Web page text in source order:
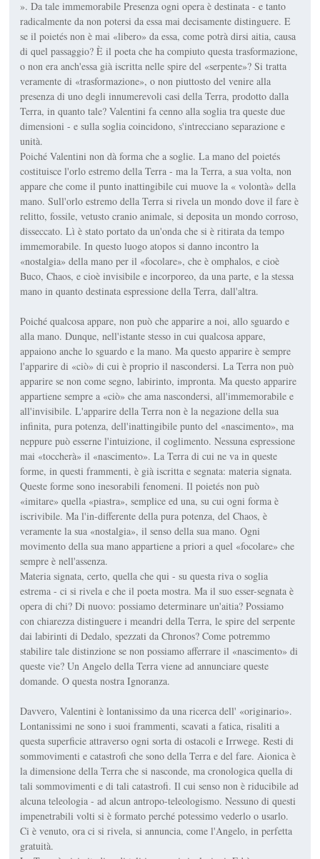
». Da tale immemorabile Presenza ogni opera è destinata - e tanto
radicalmente da non potersi da essa mai decisamente distinguere. E
se il poietés non è mai «libero» da essa, come potrà dirsi aitia, causa
di quel passaggio? È il poeta che ha compiuto questa trasformazione,
o non era anch'essa già iscritta nelle spire del «serpente»? Si tratta
veramente di «trasformazione», o non piuttosto del venire alla
presenza di uno degli innumerevoli casi della Terra, prodotto dalla
Terra, in quanto tale? Valentini fa cenno alla soglia tra queste due
dimensioni - e sulla soglia coincidono, s'intrecciano separazione e
unità.
Poiché Valentini non dà forma che a soglie. La mano del poietés
costituisce l'orlo estremo della Terra - ma la Terra, a sua volta, non
appare che come il punto inattingibile cui muove la « volontà» della
mano. Sull'orlo estremo della Terra si rivela un mondo dove il fare è
relitto, fossile, vetusto cranio animale, si deposita un mondo corroso,
disseccato. Lì è stato portato da un'onda che si è ritirata da tempo
immemorabile. In questo luogo atopos si danno incontro la
«nostalgia» della mano per il «focolare», che è omphalos, e cioè
Buco, Chaos, e cioè invisibile e incorporeo, da una parte, e la stessa
mano in quanto destinata espressione della Terra, dall'altra.
Poiché qualcosa appare, non può che apparire a noi, allo sguardo e
alla mano. Dunque, nell'istante stesso in cui qualcosa appare,
appaiono anche lo sguardo e la mano. Ma questo apparire è sempre
l'apparire di «ciò» di cui è proprio il nascondersi. La Terra non può
apparire se non come segno, labirinto, impronta. Ma questo apparire
appartiene sempre a «ciò» che ama nascondersi, all'immemorabile e
all'invisibile. L'apparire della Terra non è la negazione della sua
infinita, pura potenza, dell'inattingibile punto del «nascimento», ma
neppure può esserne l'intuizione, il coglimento. Nessuna espressione
mai «toccherà» il «nascimento». La Terra di cui ne va in queste
forme, in questi frammenti, è già iscritta e segnata: materia signata.
Queste forme sono inesorabili fenomeni. Il poietés non può
«imitare» quella «piastra», semplice ed una, su cui ogni forma è
iscrivibile. Ma l'in-differente della pura potenza, del Chaos, è
veramente la sua «nostalgia», il senso della sua mano. Ogni
movimento della sua mano appartiene a priori a quel «focolare» che
sempre è nell'assenza.
Materia signata, certo, quella che qui - su questa riva o soglia
estrema - ci si rivela e che il poeta mostra. Ma il suo esser-segnata è
opera di chi? Di nuovo: possiamo determinare un'aitia? Possiamo
con chiarezza distinguere i meandri della Terra, le spire del serpente
dai labirinti di Dedalo, spezzati da Chronos? Come potremmo
stabilire tale distinzione se non possiamo afferrare il «nascimento» di
queste vie? Un Angelo della Terra viene ad annunciare queste
domande. O questa nostra Ignoranza.
Davvero, Valentini è lontanissimo da una ricerca dell' «originario».
Lontanissimi ne sono i suoi frammenti, scavati a fatica, risaliti a
questa superficie attraverso ogni sorta di ostacoli e Irrwege. Resti di
sommovimenti e catastrofi che sono della Terra e del fare. Aionica è
la dimensione della Terra che si nasconde, ma cronologica quella di
tali sommovimenti e di tali catastrofi. Il cui senso non è riducibile ad
alcuna teleologia - ad alcun antropo-teleologismo. Nessuno di questi
impenetrabili volti si è formato perché potessimo vederlo o usarlo.
Ci è venuto, ora ci si rivela, si annuncia, come l'Angelo, in perfetta
gratuità.